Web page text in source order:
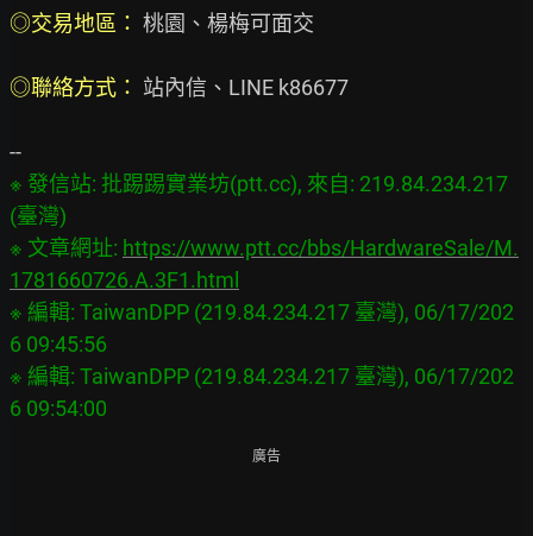
◎交易地區： 桃園、楊梅可面交
◎聯絡方式： 站內信、LINE k86677
※ 發信站: 批踢踢實業坊(ptt.cc), 來自: 219.84.234.217
(臺灣)
※ 文章網址: https://www.ptt.cc/bbs/HardwareSale/M.
1781660726.A.3F1.html
※ 編輯: TaiwanDPP (219.84.234.217 臺灣), 06/17/202
6 09:45:56
※ 編輯: TaiwanDPP (219.84.234.217 臺灣), 06/17/202
廣告